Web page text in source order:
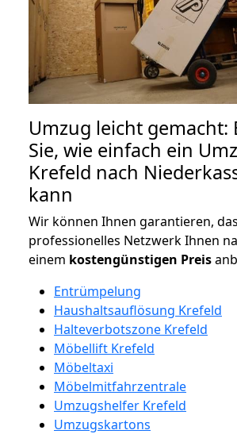
Umzug leicht gemacht:
Sie, wie einfach ein
Krefeld nach
kann
Wir können Ihnen garantieren,
professionelles Netzwerk Ihnen
einem kostengünstigen Preis
Entrümpelung
Haushaltsauflösung Krefeld
Halteverbotszone Krefeld
Möbellift Krefeld
Möbeltaxi
Möbelmitfahrzentrale
Umzugshelfer Krefeld
Umzugskartons